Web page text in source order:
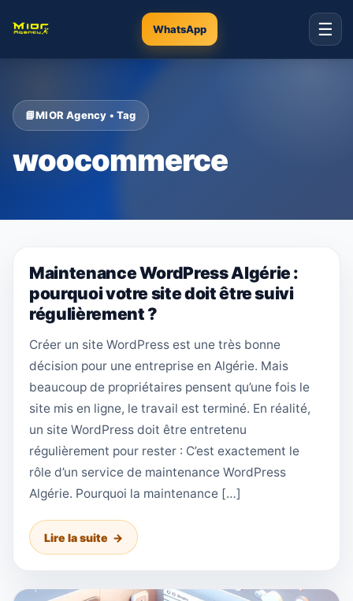
WhatsApp ☰
MIOR Agency • Tag
woocommerce
Maintenance WordPress Algérie :
pourquoi votre site doit être suivi
régulièrement ?
Créer un site WordPress est une très bonne
décision pour une entreprise en Algérie. Mais
beaucoup de propriétaires pensent qu’une fois le
site mis en ligne, le travail est terminé. En réalité,
un site WordPress doit être entretenu
régulièrement pour rester : C’est exactement le
rôle d’un service de maintenance WordPress
Algérie. Pourquoi la maintenance […]
Lire la suite